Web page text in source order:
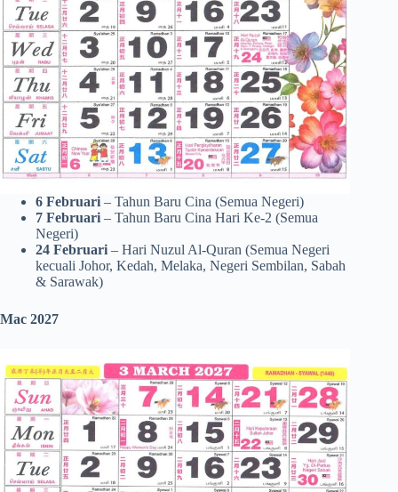
6 Februari – Tahun Baru Cina (Semua Negeri)
7 Februari – Tahun Baru Cina Hari Ke-2 (Semua
Negeri)
24 Februari – Hari Nuzul Al-Quran (Semua Negeri
kecuali Johor, Kedah, Melaka, Negeri Sembilan, Sabah
& Sarawak)
Mac 2027